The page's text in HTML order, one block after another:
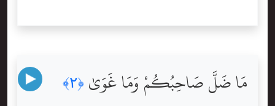
مَا ضَلَّ صَاحِبُكُمْ وَمَا غَوَىٰ ﴿٢﴾